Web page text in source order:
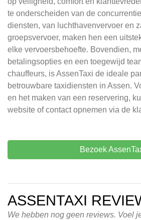
te onderscheiden van de
diensten, van luchthavenvervoer en
groepsvervoer, maken hen een
elke vervoersbehoefte. Bovendien,
betalingsopties en een toegewijd
chauffeurs, is AssenTaxi de ideale
betrouwbare taxidiensten in Assen.
en het maken van een reservering,
website of contact opnemen via de
Bezoek
ASSENTAXI
We hebben nog geen reviews. Voel